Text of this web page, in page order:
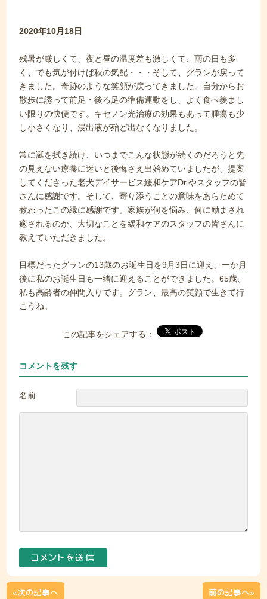
2020年10月18日
残暑が厳しくて、夜と昼の温度差も激しくて、雨の日も多
く、でも気が付けば秋の気配・・・そして、グランが戻って
きました。奇跡のような笑顔が戻ってきました。自分からお
散歩に誘って前足・後ろ足の準備運動をし、よく食べ羨まし
い限りの快便です。キセノン光治療の効果もあって腫瘍も少
し小さくなり、浸出液が殆ど出なくなりました。
常に涎を拭き続け、いつまでこんな状態が続くのだろうと先
の見えない療養に迷いと後悔さえ出始めていましたが、提案
してくださった老犬デイサービス緩和ケアDr.やスタッフの皆
さんに感謝です。そして、寄り添うことの意味をあらためて
教わったこの縁に感謝です。家族が何を悩み、何に励まされ
癒されるのか、大切なことを緩和ケアのスタッフの皆さんに
教えていただきました。
目標だったグランの13歳のお誕生日を9月3日に迎え、一か月
後に私のお誕生日も一緒に迎えることができました。65歳、
私も高齢者の仲間入りです。グラン、最高の笑顔で生きて行
こうね。
この記事をシェアする：
コメントを残す
名前
«次の記事へ
前の記事へ»